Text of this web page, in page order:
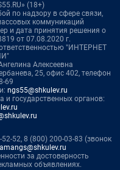
(18+)
по надзору в сфере связи,
коммуникаций
и дата принятия решения о
от 07.08.2020 г.
"ИНТЕРНЕТ
Алексеевна
25, офис 402, телефон
69
ngs55@shkulev.ru
государственных органов:
52, 8 (800) 200-03-83 (звонок
за достоверность
объявлениях.